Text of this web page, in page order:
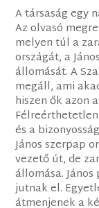
A társaság egy
Az olvasó
melyen túl a
országát, a
állomását. A
megáll, ami
hiszen ők azon
és a
János szerpap
vezető út, de
állomása.
jutnak el.
átmenjenek a